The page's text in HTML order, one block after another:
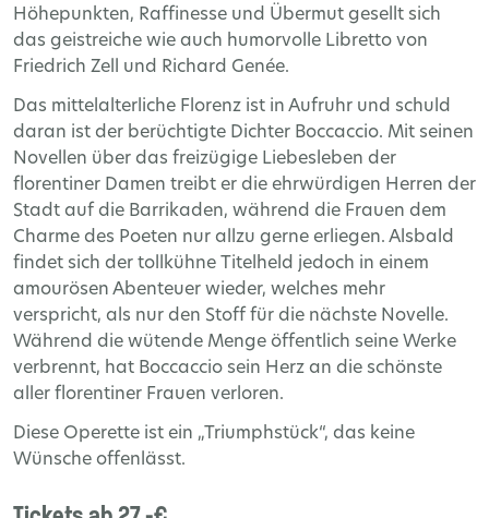
Höhepunkten, Raffinesse und Übermut gesellt sich
das geistreiche wie auch humorvolle Libretto von
Friedrich Zell und Richard Genée.
Das mittelalterliche Florenz ist in Aufruhr und schuld
daran ist der berüchtigte Dichter Boccaccio. Mit seinen
Novellen über das freizügige Liebesleben der
florentiner Damen treibt er die ehrwürdigen Herren der
Stadt auf die Barrikaden, während die Frauen dem
Charme des Poeten nur allzu gerne erliegen. Alsbald
findet sich der tollkühne Titelheld jedoch in einem
amourösen Abenteuer wieder, welches mehr
verspricht, als nur den Stoff für die nächste Novelle.
Während die wütende Menge öffentlich seine Werke
verbrennt, hat Boccaccio sein Herz an die schönste
aller florentiner Frauen verloren.
Diese Operette ist ein „Triumphstück“, das keine
Wünsche offenlässt.